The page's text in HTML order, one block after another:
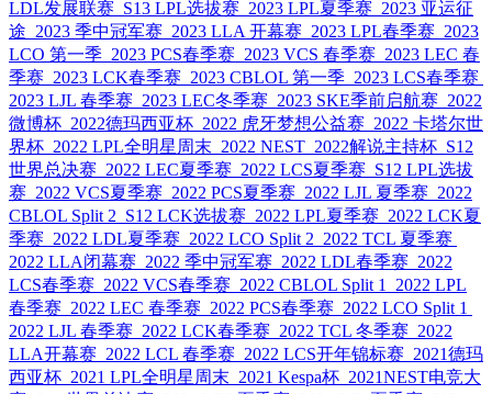
LDL发展联赛 S13 LPL选拔赛 2023 LPL夏季赛 2023 亚运征
途 2023 季中冠军赛 2023 LLA 开幕赛 2023 LPL春季赛 2023
LCO 第一季 2023 PCS春季赛 2023 VCS 春季赛 2023 LEC 春
季赛 2023 LCK春季赛 2023 CBLOL 第一季 2023 LCS春季赛
2023 LJL 春季赛 2023 LEC冬季赛 2023 SKE季前启航赛 2022
微博杯 2022德玛西亚杯 2022 虎牙梦想公益赛 2022 卡塔尔世
界杯 2022 LPL全明星周末 2022 NEST 2022解说主持杯 S12
世界总决赛 2022 LEC夏季赛 2022 LCS夏季赛 S12 LPL选拔
赛 2022 VCS夏季赛 2022 PCS夏季赛 2022 LJL 夏季赛 2022
CBLOL Split 2 S12 LCK选拔赛 2022 LPL夏季赛 2022 LCK夏
季赛 2022 LDL夏季赛 2022 LCO Split 2 2022 TCL 夏季赛
2022 LLA闭幕赛 2022 季中冠军赛 2022 LDL春季赛 2022
LCS春季赛 2022 VCS春季赛 2022 CBLOL Split 1
2022 LPL
春季赛 2022 LEC 春季赛 2022 PCS春季赛 2022 LCO Split 1
2022 LJL 春季赛 2022 LCK春季赛 2022 TCL 冬季赛 2022
LLA开幕赛 2022 LCL 春季赛 2022 LCS开年锦标赛 2021德玛
西亚杯 2021 LPL全明星周末 2021 Kespa杯 2021NEST电竞大